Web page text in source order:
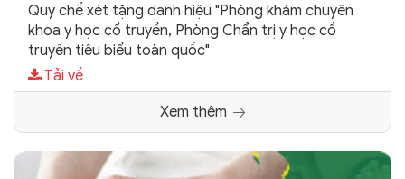
Quy chế xét tặng danh hiệu "Phòng khám chuyên
khoa y học cổ truyền, Phòng Chẩn trị y học cổ
truyền tiêu biểu toàn quốc"
Tải về
Xem thêm